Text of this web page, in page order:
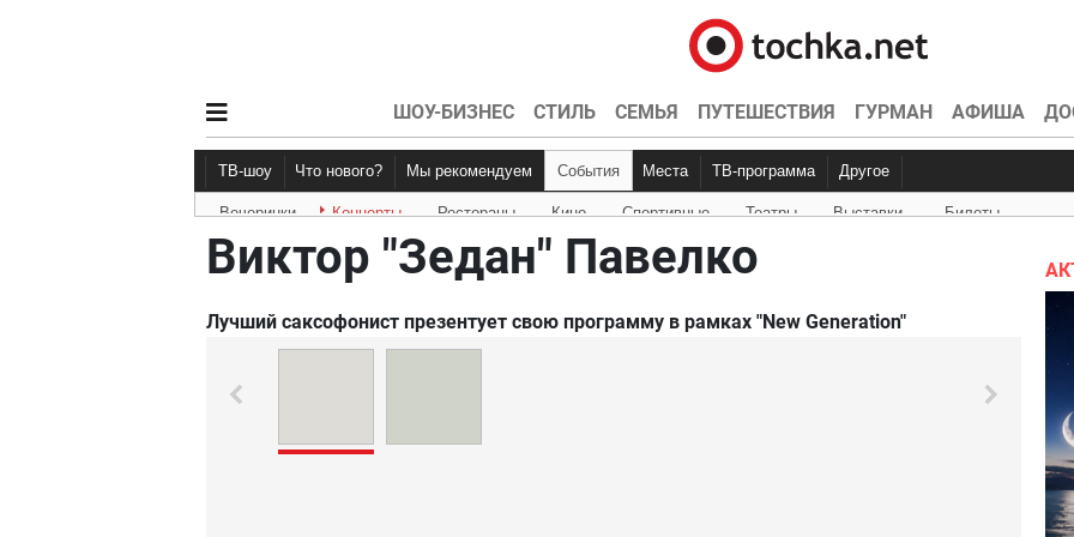
ШОУ-БИЗНЕС СТИЛЬ СЕМЬЯ ПУТЕШЕСТВИЯ ГУРМАН АФИША
ТВ-шоу Что нового?
Новости афиши Рецензии Куда пойти Точка контроля Интервью Эксклюзив
Мы рекомендуем События Места ТВ-программа Другое
Конкурсы Видео
Вечеринки Концерты Рестораны Кино Спортивные Театры Выставки Билеты
Виктор "Зедан" Павелко
Лучший саксофонист презентует свою программу в рамках "New Generation"